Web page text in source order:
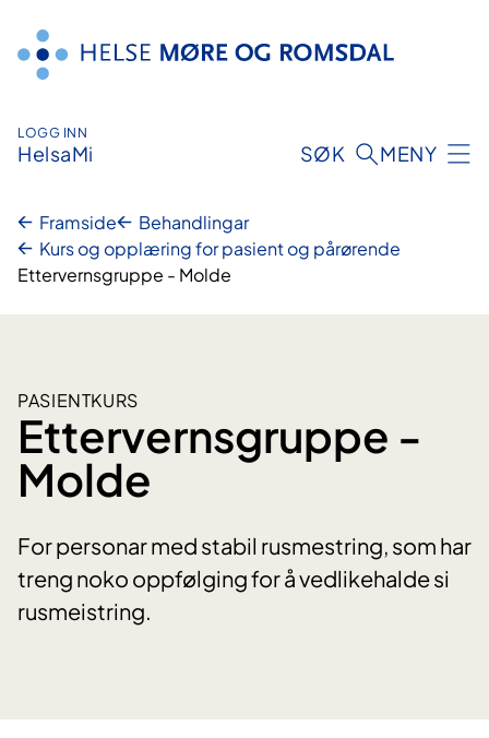
innhald
LOGG INN
HelsaMi SØK MENY
Framside
Behandlingar
Kurs og opplæring for pasient og pårørende
Ettervernsgruppe - Molde
PASIENTKURS
Ettervernsgruppe -
Molde
For personar med stabil rusmestring, som har
treng noko oppfølging for å vedlikehalde si
rusmeistring.